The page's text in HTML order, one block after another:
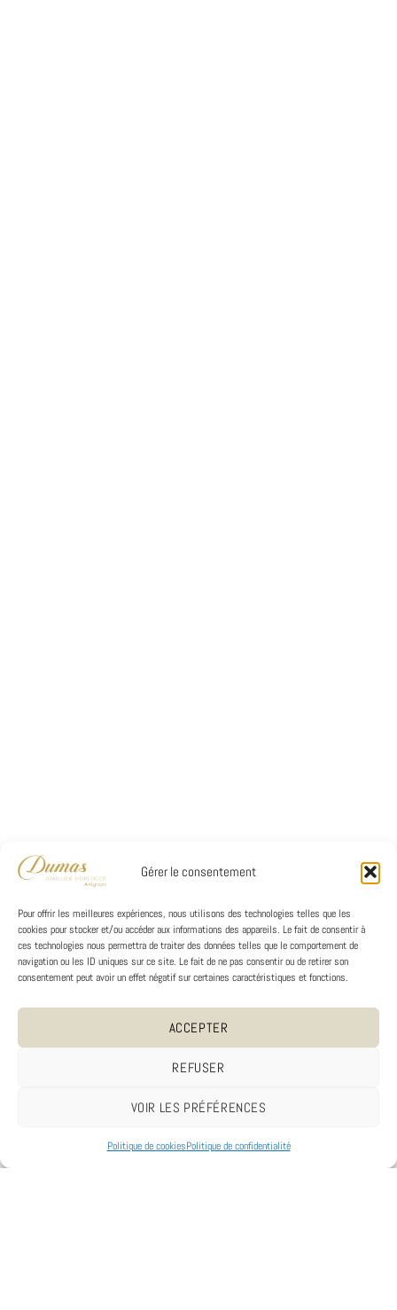
Gérer le consentement
Pour offrir les meilleures expériences, nous utilisons des technologies telles que les
cookies pour stocker et/ou accéder aux informations des appareils. Le fait de consentir à
ces technologies nous permettra de traiter des données telles que le comportement de
navigation ou les ID uniques sur ce site. Le fait de ne pas consentir ou de retirer son
consentement peut avoir un effet négatif sur certaines caractéristiques et fonctions.
ACCEPTER
REFUSER
VOIR LES PRÉFÉRENCES
Politique de cookiesPolitique de confidentialité